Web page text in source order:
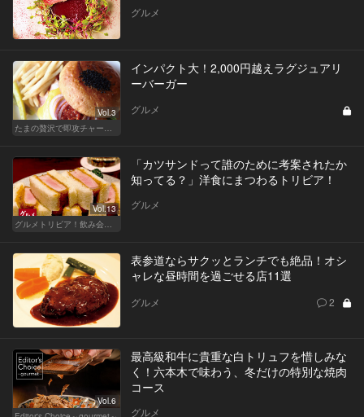
グルメ
Vol.3
たまの贅沢で即攻チャージ！2,000円超えランチ
インパクト大！2,000円越えラグジュアリ
ーバーガー
グルメ
Vol.13
グルメトリビア！飲み会やデートで会話のネタになるQ＆A
「カツサンドって誰のために考案されたか
知ってる？」洋食にまつわるトリビア！
グルメ
表参道ならサクッとランチでも絶品！オシ
ャレな昼時間を過ごせる店11選
グルメ 2
Vol.6
最高級和牛に貴重な白トリュフを惜しみな
く！六本木で味わう、冬だけの特別な焼肉
コース
グルメ